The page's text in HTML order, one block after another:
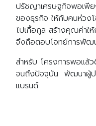
ปรัชญาเศรษฐกิจพอเพีย
ของธุรกิจ ให้กับคนห่วง
ไปเกื้อกูล สร้างคุณค่าใ
จึงถือตอบโจทย์การพัฒ
สำหรับ โครงการพอแล้
จนถึงปัจจุบัน พัฒนาผู้ป
แบรนด์